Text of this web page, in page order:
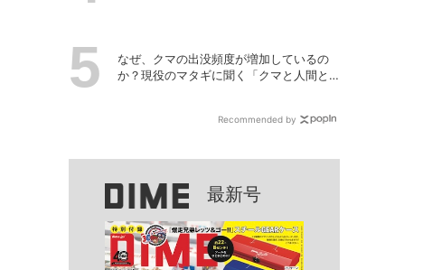
なぜ、クマの出没頻度が増加しているの
か？現役のマタギに聞く「クマと人間と
Recommended by
最新号